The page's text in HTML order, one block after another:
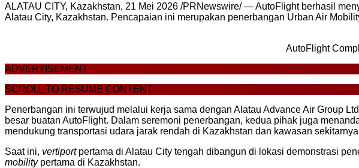
ALATAU CITY, Kazakhstan, 21 Mei 2026 /PRNewswire/ — AutoFlight berhasil
Alatau City, Kazakhstan. Pencapaian ini merupakan penerbangan Urban Air
AutoFlight
ADVERTISEMENT
SCROLL TO RESUME CONTENT
Penerbangan ini terwujud melalui kerja sama dengan Alatau Advance Air Group
besar buatan AutoFlight. Dalam seremoni penerbangan, kedua pihak juga
mendukung transportasi udara jarak rendah di Kazakhstan dan kawasan
Saat ini, vertiportpertama di Alatau City tengah dibangun di lokasi demonstrasi
mobilitypertama di Kazakhstan.